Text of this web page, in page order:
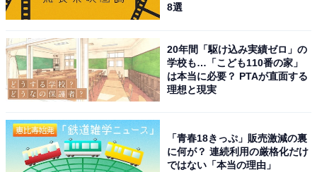
第2位は77票の「辻希美」さんです。1987年生まれ、東
京都出身の辻さんは、2000年に「モーニング娘。」の第
4期メンバーとしてデビュー。グループ卒業後は歌手や
タレントとして活動し、2007年に俳優の杉浦太陽さんと
母親として「ママ芸能人」の代表的な存在となります。
8選
20年間「駆け込み実績ゼロ」の
学校も…「こども110番の家」
は本当に必要？ PTAが直面する
理想と現実
「青春18きっぷ」販売激減の裏
に何が？ 連続利用の厳格化だけ
ではない「本当の理由」